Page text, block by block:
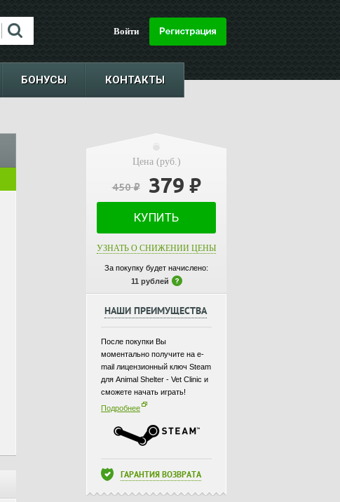
Войти
БОНУСЫ КОНТАКТЫ
Цена (руб.)
450₽ 379 ₽
КУПИТЬ
УЗНАТЬ О СНИЖЕНИИ ЦЕНЫ
За покупку будет начислено:
11 рублей
НАШИ ПРЕИМУЩЕСТВА
После покупки Вы
моментально получите на e-
mail лицензионный ключ Steam
для Animal Shelter - Vet Clinic и
сможете начать играть!
Подробнее
ГАРАНТИЯ ВОЗВРАТА